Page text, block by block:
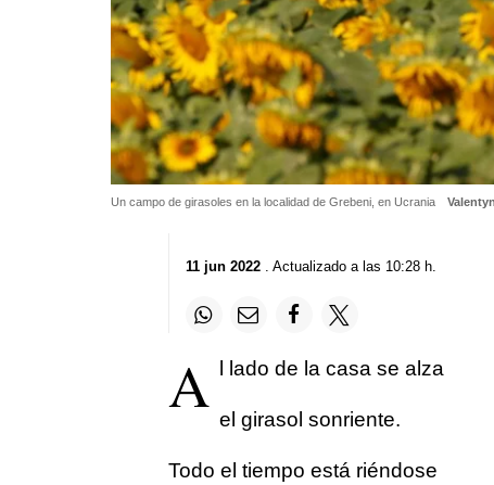
Un campo de girasoles en la localidad de Grebeni, en Ucrania
11 jun 2022. Actualizado a las 10:28 h.
A l lado de la casa se alza
el girasol sonriente.
Todo el tiempo está riéndose